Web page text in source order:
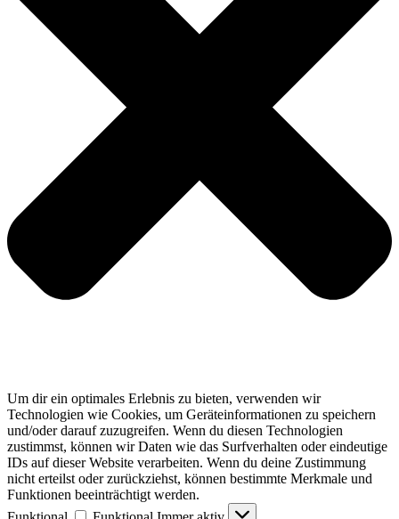
Um dir ein optimales Erlebnis zu bieten, verwenden wir
Technologien wie Cookies, um Geräteinformationen zu speichern
und/oder darauf zuzugreifen. Wenn du diesen Technologien
zustimmst, können wir Daten wie das Surfverhalten oder eindeutige
IDs auf dieser Website verarbeiten. Wenn du deine Zustimmung
nicht erteilst oder zurückziehst, können bestimmte Merkmale und
Funktionen beeinträchtigt werden.